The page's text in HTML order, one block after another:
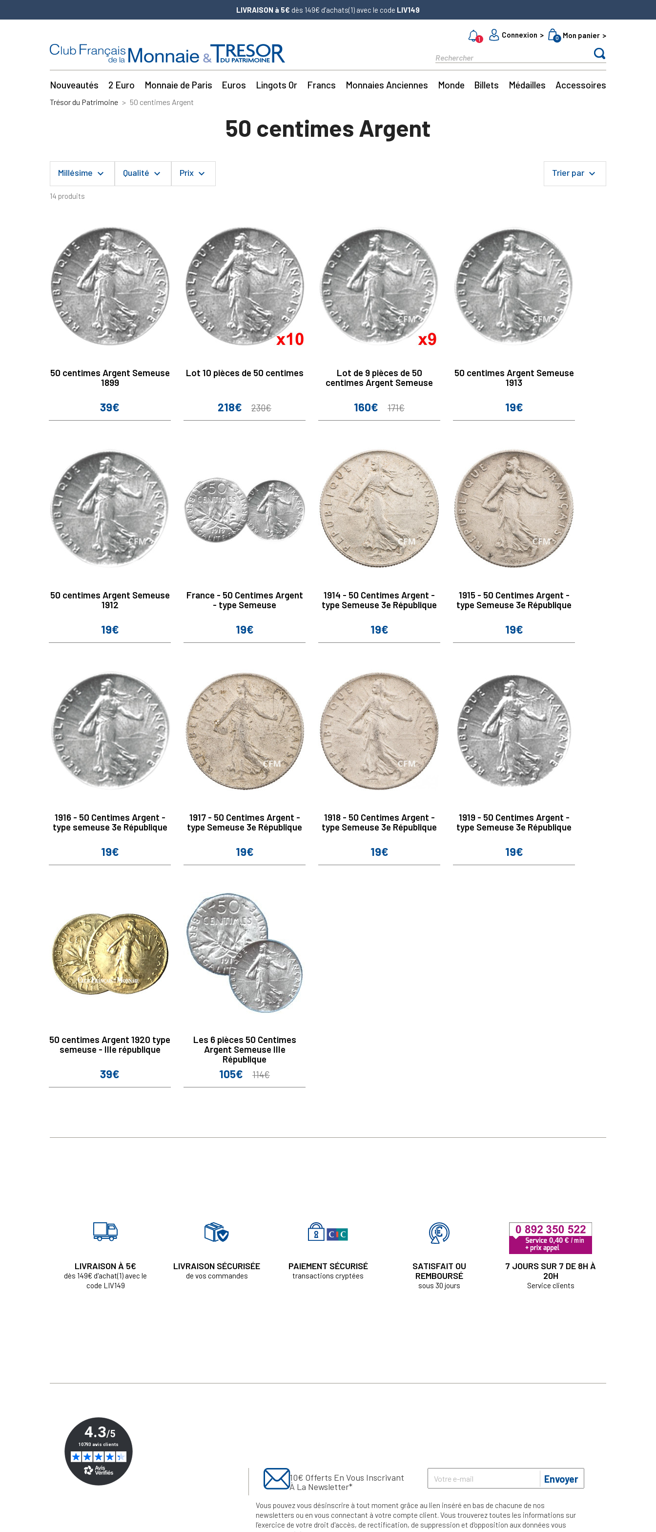
LIVRAISON à 5€ dès 149€ d’achats(1) avec le code LIV149
1
Connexion 0 Mon panier
Nouveautés 2 Euro Monnaie de Paris Euros Lingots Or Francs Monnaies Anciennes Monde Billets Médailles Accessoires
Trésor du Patrimoine 50 centimes Argent
50 centimes Argent
Millésime keyboard_arrow_down Qualité keyboard_arrow_down Prix keyboard_arrow_down Trier par keyboard_arrow_down
14 produits
50 centimes Argent Semeuse
1899
Prix
39€
Lot 10 pièces de 50 centimes
Prix
218€
Prix
230€
Lot de 9 pièces de 50
centimes Argent Semeuse
Prix
160€
Prix
171€
50 centimes Argent Semeuse
1913
Prix
19€
50 centimes Argent Semeuse
1912
Prix
19€
France - 50 Centimes Argent
- type Semeuse
Prix
19€
1914 - 50 Centimes Argent -
type Semeuse 3e République
Prix
19€
1915 - 50 Centimes Argent -
type Semeuse 3e République
Prix
19€
1916 - 50 Centimes Argent -
type semeuse 3e République
Prix
19€
1917 - 50 Centimes Argent -
type Semeuse 3e République
Prix
19€
1918 - 50 Centimes Argent -
type Semeuse 3e République
Prix
19€
1919 - 50 Centimes Argent -
type Semeuse 3e République
Prix
19€
50 centimes Argent 1920 type
semeuse - IIIe république
Prix
39€
Les 6 pièces 50 Centimes
Argent Semeuse IIIe
République
Prix
105€
Prix
114€
LIVRAISON À 5€
dès 149€ d'achat(1) avec le
code LIV149
LIVRAISON SÉCURISÉE
de vos commandes
PAIEMENT SÉCURISÉ
transactions cryptées
SATISFAIT OU
REMBOURSÉ
sous 30 jours
7 JOURS SUR 7 DE 8H À
20H
Service clients
10€ Offerts En Vous Inscrivant
À La Newsletter*
Envoyer
Vous pouvez vous désinscrire à tout moment grâce au lien inséré en bas de chacune de nos
newsletters ou en vous connectant à votre compte client. Vous trouverez toutes les informations sur
l’exercice de votre droit d'accès, de rectification, de suppression et d'opposition aux données vous